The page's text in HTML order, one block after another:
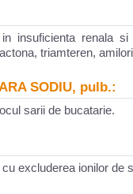
in insuficienta renala
triamteren,
SODIU, pulb.:
sarii de bucatarie.
excluderea ionilor de